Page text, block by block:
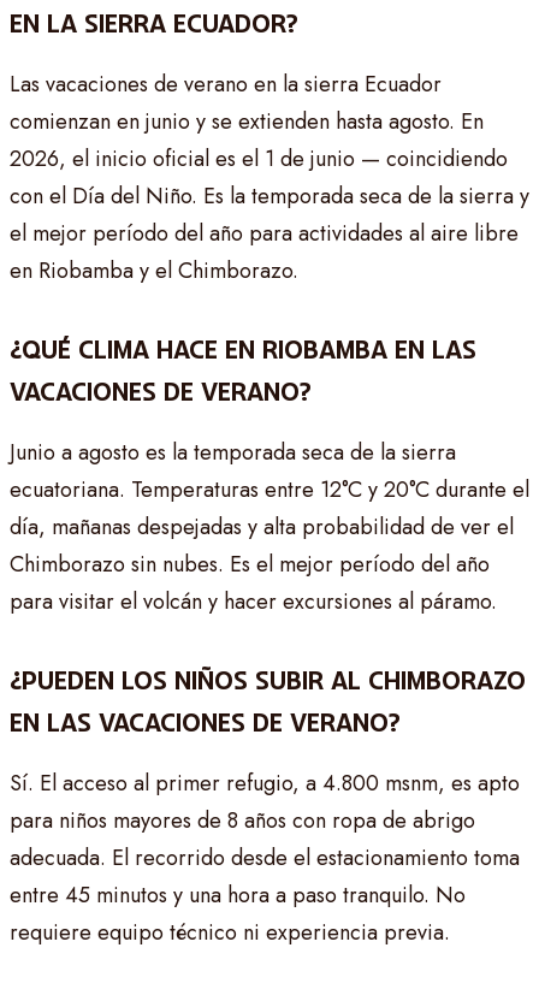
EN LA SIERRA ECUADOR?
Las vacaciones de verano en la sierra Ecuador
comienzan en junio y se extienden hasta agosto. En
2026, el inicio oficial es el 1 de junio — coincidiendo
con el Día del Niño. Es la temporada seca de la sierra y
el mejor período del año para actividades al aire libre
en Riobamba y el Chimborazo.
¿QUÉ CLIMA HACE EN RIOBAMBA EN LAS
VACACIONES DE VERANO?
Junio a agosto es la temporada seca de la sierra
ecuatoriana. Temperaturas entre 12°C y 20°C durante el
día, mañanas despejadas y alta probabilidad de ver el
Chimborazo sin nubes. Es el mejor período del año
para visitar el volcán y hacer excursiones al páramo.
¿PUEDEN LOS NIÑOS SUBIR AL CHIMBORAZO
EN LAS VACACIONES DE VERANO?
Sí. El acceso al primer refugio, a 4.800 msnm, es apto
para niños mayores de 8 años con ropa de abrigo
adecuada. El recorrido desde el estacionamiento toma
entre 45 minutos y una hora a paso tranquilo. No
requiere equipo técnico ni experiencia previa.